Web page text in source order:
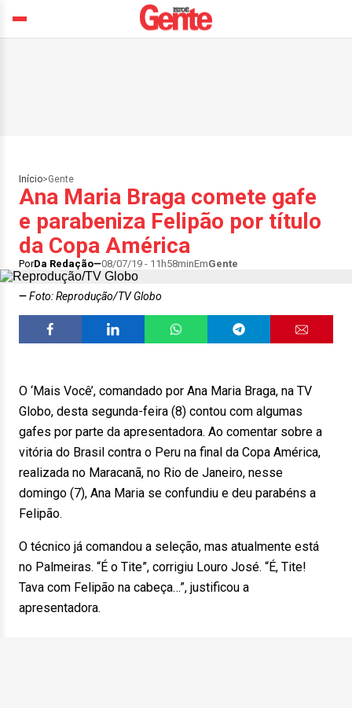
Início>Gente
Ana Maria Braga comete gafe
e parabeniza Felipão por título
da Copa América
PorDa Redação 08/07/19 - 11h58minEmGente
Foto: Reprodução/TV Globo
O ‘Mais Você’, comandado por Ana Maria Braga, na TV
Globo, desta segunda-feira (8) contou com algumas
gafes por parte da apresentadora. Ao comentar sobre a
vitória do Brasil contra o Peru na final da Copa América,
realizada no Maracanã, no Rio de Janeiro, nesse
domingo (7), Ana Maria se confundiu e deu parabéns a
Felipão.
O técnico já comandou a seleção, mas atualmente está
no Palmeiras. “É o Tite”, corrigiu Louro José. “É, Tite!
Tava com Felipão na cabeça…”, justificou a
apresentadora.